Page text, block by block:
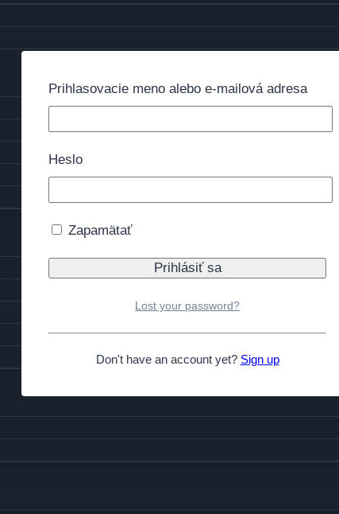
Prihlasovacie meno alebo e-mailová adresa
Heslo
Zapamätať
Lost your password?
Don't have an account yet? Sign up